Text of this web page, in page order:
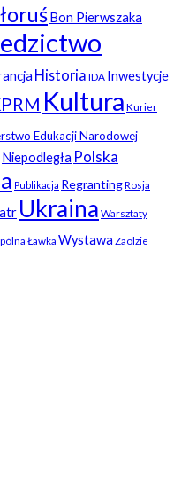
Bon Pierwszaka
Historia IDA Inwestycje
Kultura Kurier
Edukacji Narodowej
Niepodległa Polska
Publikacja RegrantingRosja
Ukraina Warsztaty
Ławka Wystawa Zaolzie